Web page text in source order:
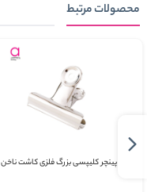
محصولات مرتبط
پینچر کلیپسی بزرگ فلزی کاشت ناخن